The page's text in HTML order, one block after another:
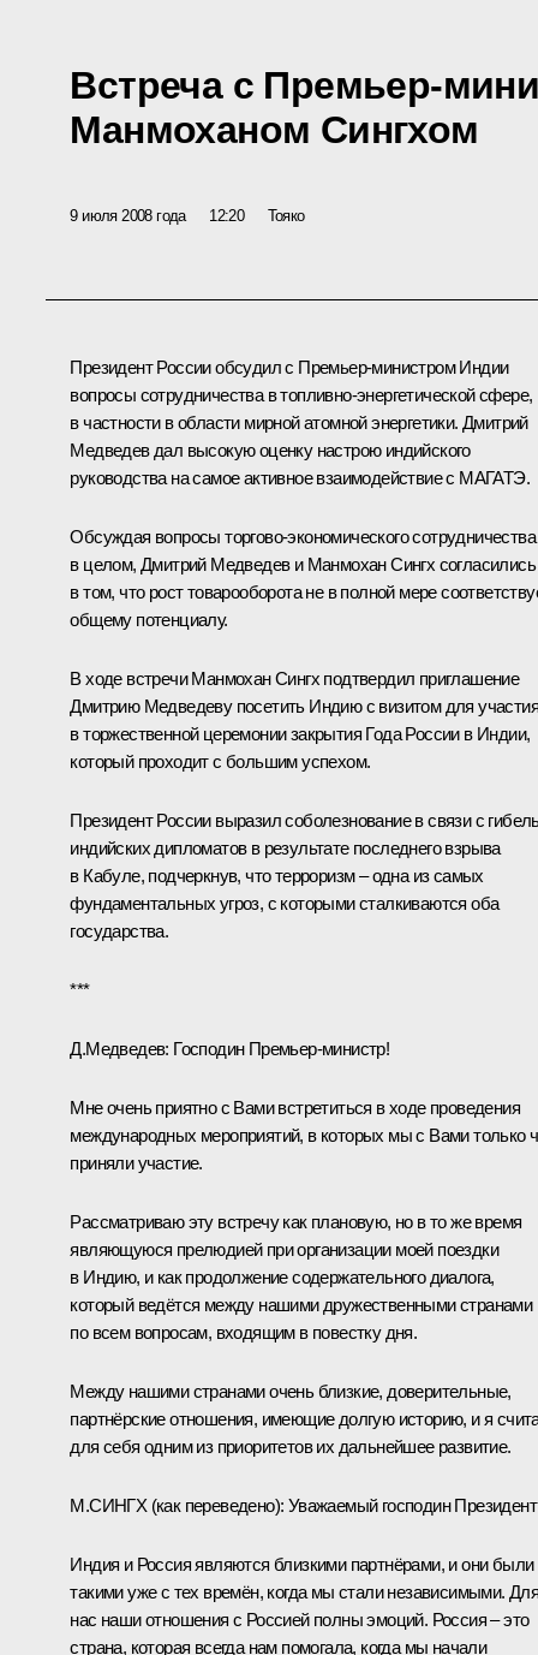
Встреча с Премьер-
Манмоханом Сингхом
9 июля 2008 года 12:20 Тояко
Президент России обсудил с Премьер-министром Индии
вопросы сотрудничества в топливно-энергетической сфере,
в частности в области мирной атомной энергетики. Дмитрий
Медведев дал высокую оценку настрою индийского
руководства на самое активное взаимодействие с МАГАТЭ.
Обсуждая вопросы торгово-экономического сотрудничества
в целом, Дмитрий Медведев и Манмохан Сингх согласились
в том, что рост товарооборота не в полной мере
общему потенциалу.
В ходе встречи Манмохан Сингх подтвердил приглашение
Дмитрию Медведеву посетить Индию с визитом для участия
в торжественной церемонии закрытия Года России в Индии,
который проходит с большим успехом.
Президент России выразил соболезнование в связи с
индийских дипломатов в результате последнего взрыва
в Кабуле, подчеркнув, что терроризм – одна из самых
фундаментальных угроз, с которыми сталкиваются оба
государства.
***
Д.Медведев: Господин Премьер-министр!
Мне очень приятно с Вами встретиться в ходе проведения
международных мероприятий, в которых мы с Вами только
приняли участие.
Рассматриваю эту встречу как плановую, но в то же время
являющуюся прелюдией при организации моей поездки
в Индию, и как продолжение содержательного диалога,
который ведётся между нашими дружественными странами
по всем вопросам, входящим в повестку дня.
Между нашими странами очень близкие, доверительные,
партнёрские отношения, имеющие долгую историю, и я
для себя одним из приоритетов их дальнейшее развитие.
М.СИНГХ (как переведено): Уважаемый господин
Индия и Россия являются близкими партнёрами, и они были
такими уже с тех времён, когда мы стали независимыми.
нас наши отношения с Россией полны эмоций. Россия – это
страна, которая всегда нам помогала, когда мы начали